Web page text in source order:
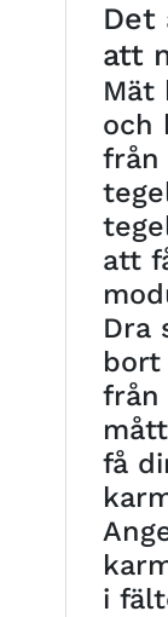
Det
att
Mät
och
från
att
Dra
bort
från
få
i